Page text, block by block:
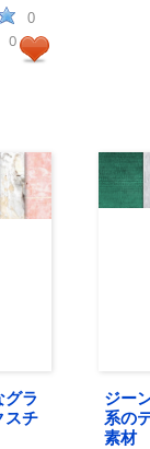
0
0
グラ
スチ
ジー
系の
素材